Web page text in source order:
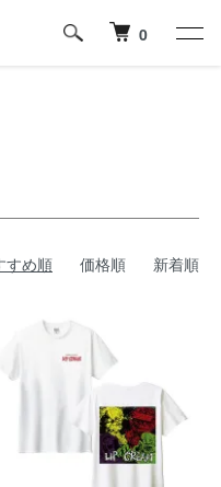
0
すめ順 価格順 新着順